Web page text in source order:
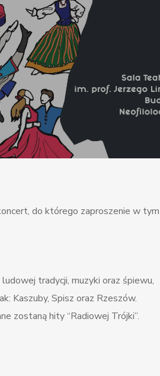
do którego zaproszenie w tym
tradycji, muzyki oraz śpiewu,
Kaszuby, Spisz oraz Rzeszów.
zostaną hity “Radiowej Trójki”.